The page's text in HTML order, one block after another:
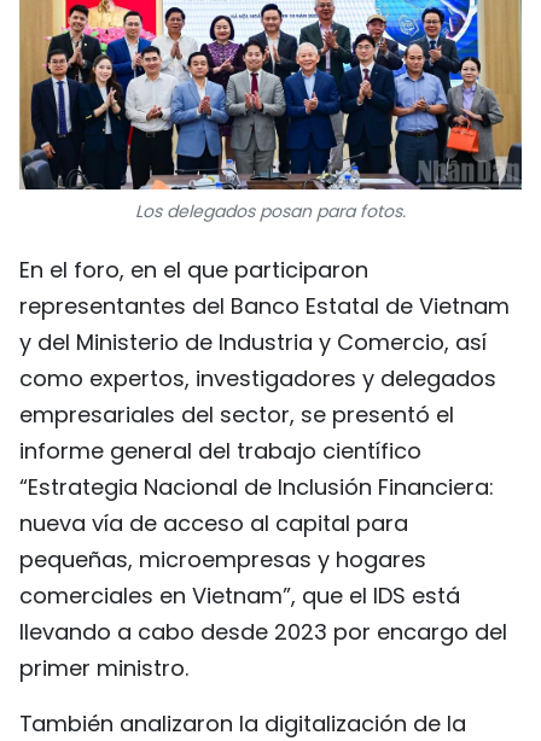
Los delegados posan para fotos.
En el foro, en el que participaron
representantes del Banco Estatal de Vietnam
y del Ministerio de Industria y Comercio, así
como expertos, investigadores y delegados
empresariales del sector, se presentó el
informe general del trabajo científico
“Estrategia Nacional de Inclusión Financiera:
nueva vía de acceso al capital para
pequeñas, microempresas y hogares
comerciales en Vietnam”, que el IDS está
llevando a cabo desde 2023 por encargo del
primer ministro.
También analizaron la digitalización de la